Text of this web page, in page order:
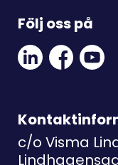
Följ oss på
Linkedin
Social
Link
Facebook
Social
Link
Youtube
Link
c/o Visma